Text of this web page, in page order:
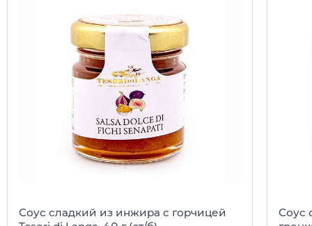
Соус сладкий из инжира с горчицей
Соус